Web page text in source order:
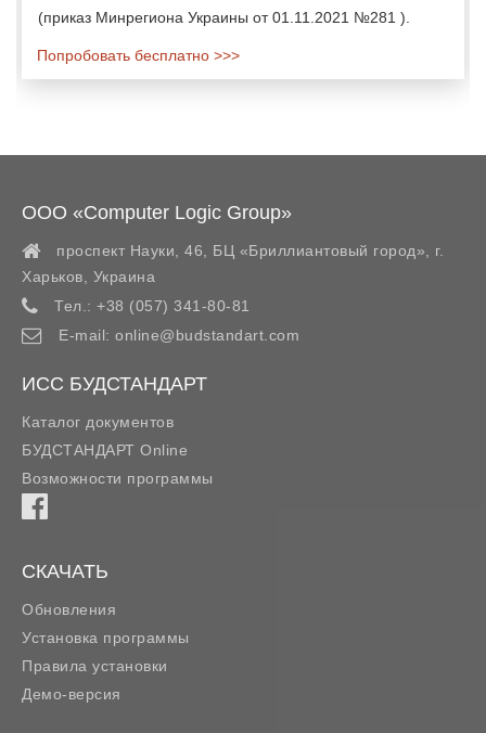
(приказ Минрегиона Украины от 01.11.2021 №281 ).
Попробовать бесплатно >>>
ООО «Computer Logic Group»
проспект Науки, 46, БЦ «Бриллиантовый город»,
г.
Харьков
Украина
Тел.: +38 (057) 341-80-81
E-mail: online@budstandart.com
ИСС БУДСТАНДАРТ
Каталог документов
БУДСТАНДАРТ Online
Возможности программы
СКАЧАТЬ
Обновления
Установка программы
Правила установки
Демо-версия